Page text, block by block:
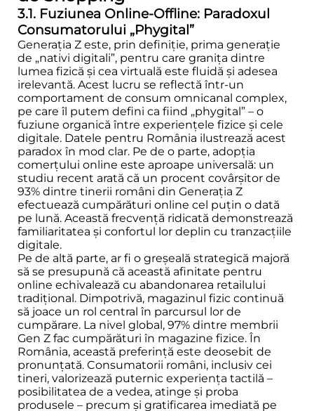
3.1. Fuziunea Online-Offline: Paradoxul
Consumatorului „Phygital”
Generația Z este, prin definiție, prima generație
de „nativi digitali”, pentru care granița dintre
lumea fizică și cea virtuală este fluidă și adesea
irelevantă. Acest lucru se reflectă într-un
comportament de consum omnicanal complex,
pe care îl putem defini ca fiind „phygital” – o
fuziune organică între experiențele fizice și cele
digitale. Datele pentru România ilustrează acest
paradox în mod clar. Pe de o parte, adopția
comerțului online este aproape universală: un
studiu recent arată că un procent covârșitor de
93% dintre tinerii români din Generația Z
efectuează cumpărături online cel puțin o dată
pe lună. Această frecvență ridicată demonstrează
familiaritatea și confortul lor deplin cu tranzacțiile
digitale.
Pe de altă parte, ar fi o greșeală strategică majoră
să se presupună că această afinitate pentru
online echivalează cu abandonarea retailului
tradițional. Dimpotrivă, magazinul fizic continuă
să joace un rol central în parcursul lor de
cumpărare. La nivel global, 97% dintre membrii
Gen Z fac cumpărături în magazine fizice. În
România, această preferință este deosebit de
pronunțată. Consumatorii români, inclusiv cei
tineri, valorizează puternic experiența tactilă –
posibilitatea de a vedea, atinge și proba
produsele – precum și gratificarea imediată pe